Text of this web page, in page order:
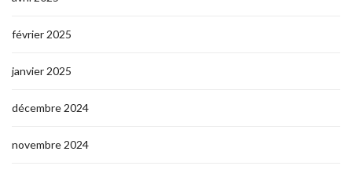
février 2025
janvier 2025
décembre 2024
novembre 2024